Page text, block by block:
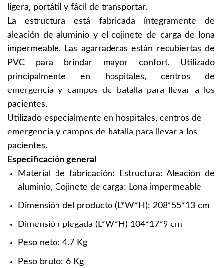
ligera, portátil y fácil de transportar.
La estructura está fabricada íntegramente de
aleación de aluminio y el cojinete de carga de lona
impermeable. Las agarraderas están recubiertas de
PVC para brindar mayor confort. Utilizado
principalmente en hospitales, centros de
emergencia y campos de batalla para llevar a los
pacientes.
Utilizado especialmente en hospitales, centros de
emergencia y campos de batalla para llevar a los
pacientes.
Especificación general
Material de fabricación: Estructura: Aleación de
aluminio, Cojinete de carga: Lona impermeable
Dimensión del producto (L*W*H): 208*55*13 cm
Dimensión plegada (L*W*H) 104*17*9 cm
Peso neto: 4.7 Kg
Peso bruto: 6 Kg